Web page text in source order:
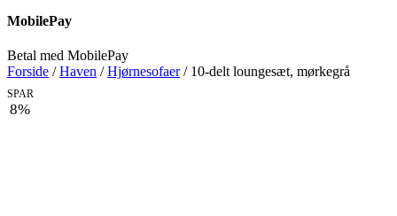
MobilePay
Betal med MobilePay
Forside /Haven /Hjørnesofaer/ 10-delt loungesæt, mørkegrå
SPAR
8%